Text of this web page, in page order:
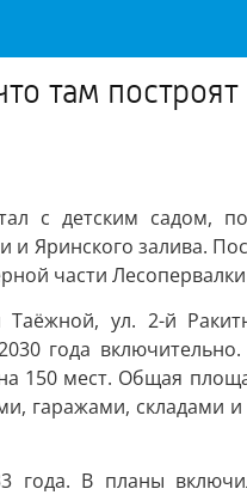
там построят
с детским садом,
Яринского залива.
части
ул. 2-й
года
150 мест. Общая
гаражами, складами
года. В планы